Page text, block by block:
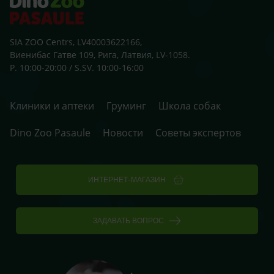
SIA ZOO Centrs, LV40003622166,
Виенибас Гатве 109, Рига, Латвия, LV-1058.
P. 10:00-20:00 / S.SV. 10:00-16:00
Клиники и аптеки Груминг
Школа собак
Dino Zoo Pasaule
Новости Советы экспертов
ИНТЕРНЕТ-МАГАЗИН
ЗАДАВАТЬ ВОПРОС